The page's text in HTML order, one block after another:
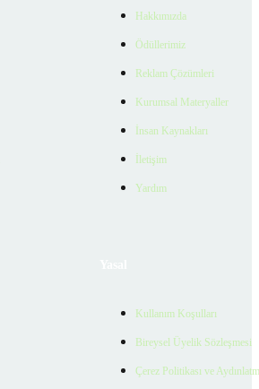
Hakkımızda
Ödüllerimiz
Reklam Çözümleri
Kurumsal Materyaller
İnsan Kaynakları
İletişim
Yardım
Kullanım Koşulları
Bireysel Üyelik Sözleşmesi
Çerez Politikası ve